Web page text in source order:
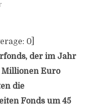
0]
der im Jahr
Euro
die
Fonds um 45